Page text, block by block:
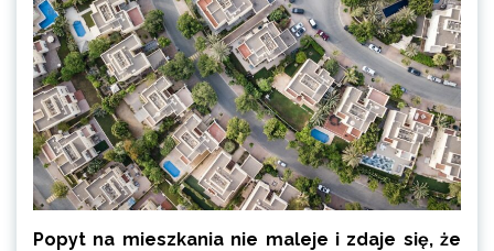
Popyt na mieszkania nie maleje i zdaje się, że